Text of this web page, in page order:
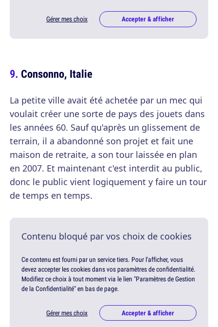
Gérer mes choix Accepter & afficher
Consonno, Italie
La petite ville avait été achetée par un mec qui
voulait créer une sorte de pays des jouets dans
les années 60. Sauf qu'après un glissement de
terrain, il a abandonné son projet et fait une
maison de retraite, a son tour laissée en plan
en 2007. Et maintenant c'est interdit au public,
donc le public vient logiquement y faire un tour
de temps en temps.
Contenu bloqué par vos choix de cookies
Ce contenu est fourni par un service tiers. Pour l'afficher, vous
devez accepter les cookies dans vos paramètres de confidentialité.
Modifiez ce choix à tout moment via le lien "Paramètres de Gestion
de la Confidentialité" en bas de page.
Gérer mes choix Accepter & afficher